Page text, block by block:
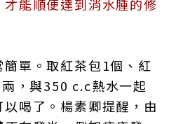
能順便達到消水腫的修
單。取紅茶包1個、紅
，與350 c.c熱水一起
喝了。楊素卿提醒，由